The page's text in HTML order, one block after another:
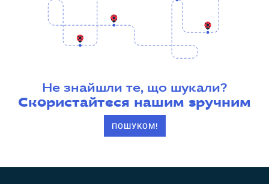
Не знайшли те, що шукали?
Скористайтеся нашим зручним
ПОШУКОМ!